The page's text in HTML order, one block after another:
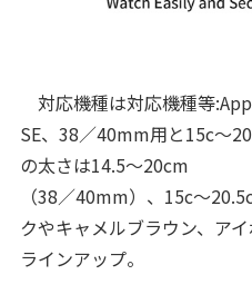
対応機種は対応機種等
SE、38／40mm用と15c～
の太さは14.5～20cm
（38／40mm）、15c～
クやキャメルブラウン、ア
ラインアップ。